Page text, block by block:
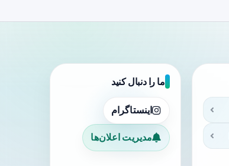
ما را دنبال کنید
اینستاگرام
مدیریت اعلان‌ها